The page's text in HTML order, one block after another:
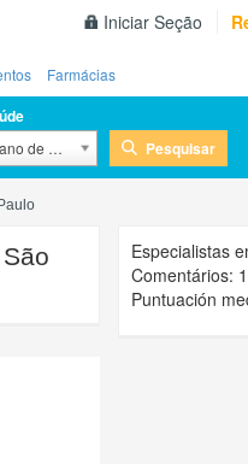
Iniciar Seção
Farmácias
de saúde Pesquisar
Especialistas
Comentários:
Puntuación